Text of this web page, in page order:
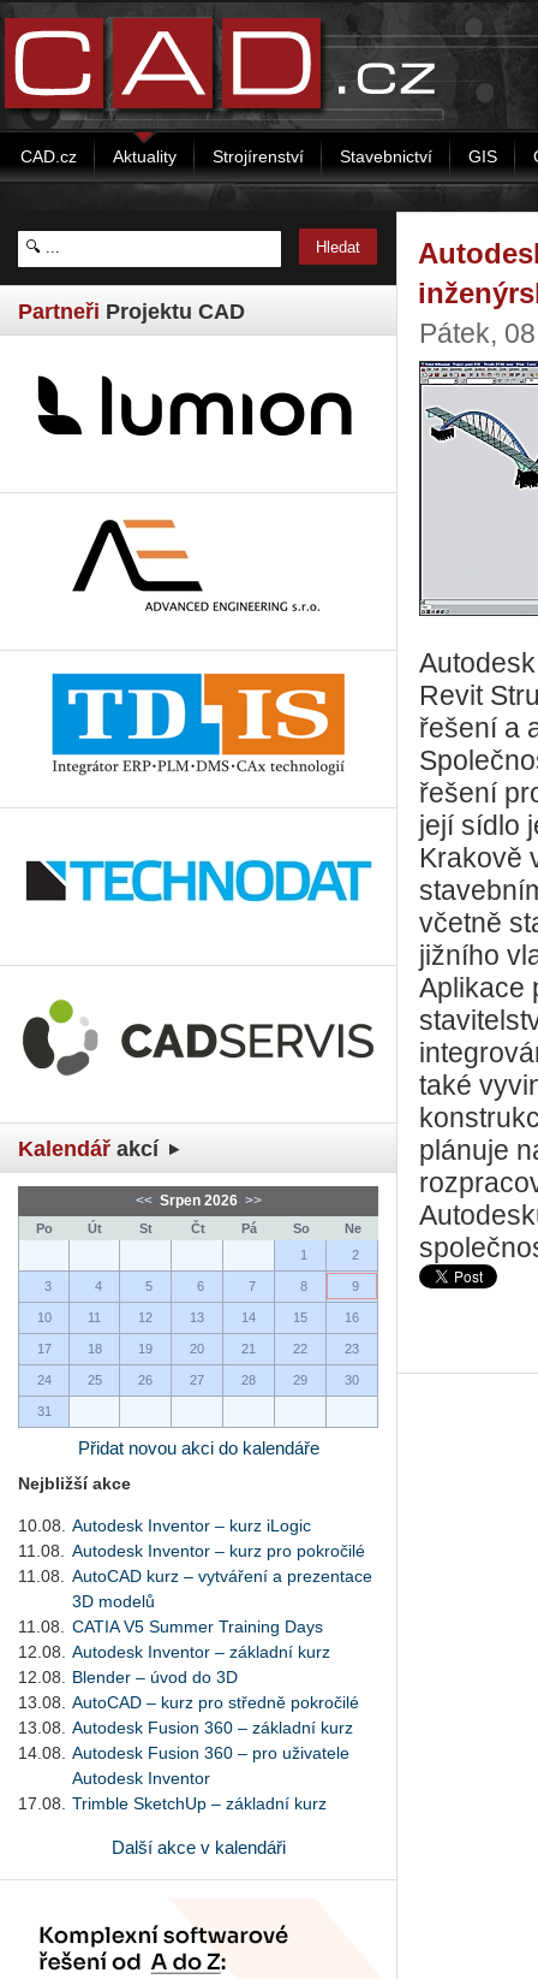
CAD.cz Aktuality Strojírenství Stavebnictví GIS
Partneři Projektu CAD
Kalendář akcí
<< Srpen 2026 >>
Po Út St Čt Pá So
Ne
1
2
3 4 5 6 7 8 9
10 11 12 13 14 15 16
17 18 19 20 21 22 23
24 25 26 27 28 29 30
31
Přidat novou akci do kalendáře
Nejbližší akce
10.08.
Autodesk Inventor – kurz iLogic
11.08.
Autodesk Inventor – kurz pro pokročilé
11.08.
AutoCAD kurz – vytváření a prezentace
3D modelů
11.08.
CATIA V5 Summer Training Days
12.08.
Autodesk Inventor – základní kurz
12.08.
Blender – úvod do 3D
13.08.
AutoCAD – kurz pro středně pokročilé
13.08.
Autodesk Fusion 360 – základní kurz
14.08.
Autodesk Fusion 360 – pro uživatele
Autodesk Inventor
17.08.
Trimble SketchUp – základní kurz
Další akce v kalendáři
Pátek,
Revit
řešení a
řešení
její sídlo
Krakově
včetně
jižního
Aplikace
také
plánuje